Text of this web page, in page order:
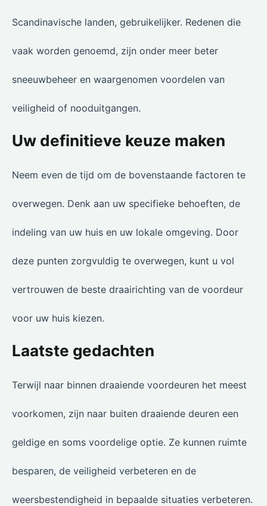
Scandinavische landen, gebruikelijker. Redenen die
vaak worden genoemd, zijn onder meer beter
sneeuwbeheer en waargenomen voordelen van
veiligheid of nooduitgangen.
Uw definitieve keuze maken
Neem even de tijd om de bovenstaande factoren te
overwegen. Denk aan uw specifieke behoeften, de
indeling van uw huis en uw lokale omgeving. Door
deze punten zorgvuldig te overwegen, kunt u vol
vertrouwen de beste draairichting van de voordeur
voor uw huis kiezen.
Laatste gedachten
Terwijl naar binnen draaiende voordeuren het meest
voorkomen, zijn naar buiten draaiende deuren een
geldige en soms voordelige optie. Ze kunnen ruimte
besparen, de veiligheid verbeteren en de
weersbestendigheid in bepaalde situaties verbeteren.